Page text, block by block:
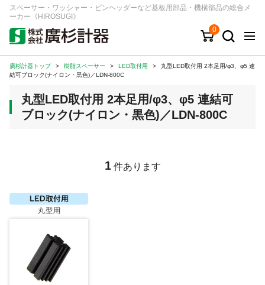
スペーサー・ワッシャー・ピンヘッダーなど基板用部品・機構部品の総合メ
ーカー《HIROSUGI》
0
キーワード 品番/シリーズ
商品カテゴリから探す
ジャンルから探す
注文・見積りについて
ご利用ガイド
お問い合わせ窓口
会社情報
廣杉計器トップ > 樹脂スペーサー > LED取付用 >
丸型LED取付用 2本足用/φ3、φ5 連
結可ブロック(ナイロン・黒色)／LDN-800C
丸型LED取付用 2本足用/φ3、φ5 連結可
ブロック(ナイロン・黒色)／LDN-800C
1 件あります